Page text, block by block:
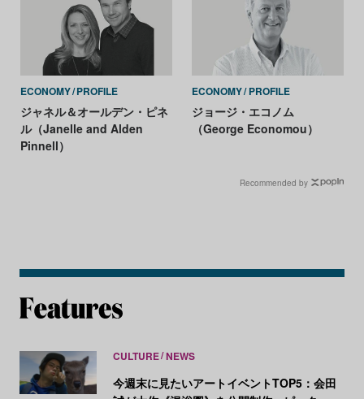
ECONOMY PROFILE
ジャネル＆オールデン・ピネ
ル（Janelle and Alden
Pinnell）
ECONOMY PROFILE
ジョージ・エコノム
（George Economou）
Recommended by
CULTURE NEWS
今週末に見たいアートイベントTOP5：会田